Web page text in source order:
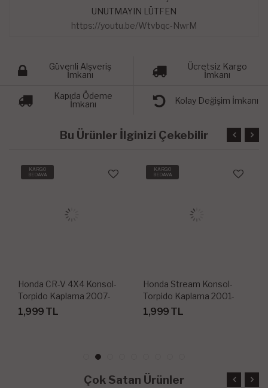
UNUTMAYIN LÜTFEN
https://youtu.be/Wtvbqc-NwrM
Güvenli Alşveriş
İmkanı
Ücretsiz Kargo
İmkanı
Kapıda Ödeme
İmkanı
Kolay Değişim İmkanı
Bu Ürünler İlginizi Çekebilir
KARGO
BEDAVA
Honda Stream Konsol-
Torpido Kaplama 2001-
2005 4 Parça
1,999 TL
KARGO
BEDAVA
Honda Jazz Konsol-Torpido
Kaplama 2004-2007 14
Parça
1,999 TL
Çok Satan Ürünler